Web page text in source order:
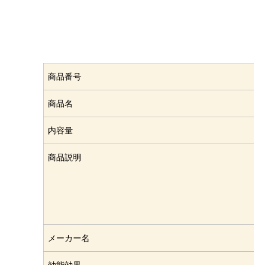
商品番号
商品名
内容量
商品説明
メーカー名